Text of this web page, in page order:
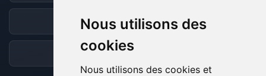
Nous utilisons des
cookies
Nous utilisons des cookies et
Discord
Forum